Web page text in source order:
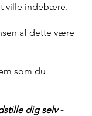
ville indebære.
af dette være
som du
dig selv -